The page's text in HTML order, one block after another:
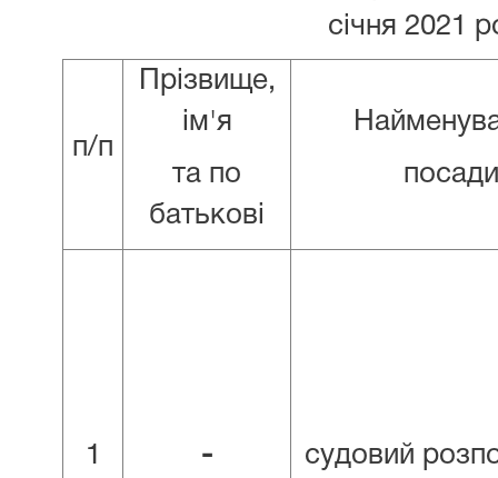
січня 2021
п/п
Прізвище,
ім'я
та по
батькові
посади
1 - судовий